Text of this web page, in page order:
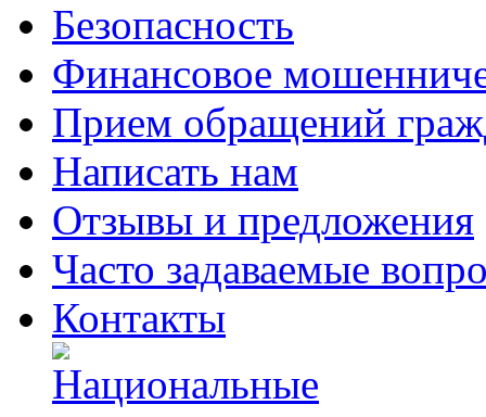
Безопасность
Финансовое
Прием обращений
Написать нам
Отзывы и предложения
Часто задаваемые
Контакты